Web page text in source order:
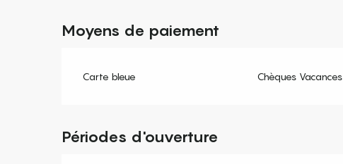
Moyens de paiement
Carte bleue Chèques Vacances
Périodes d'ouverture